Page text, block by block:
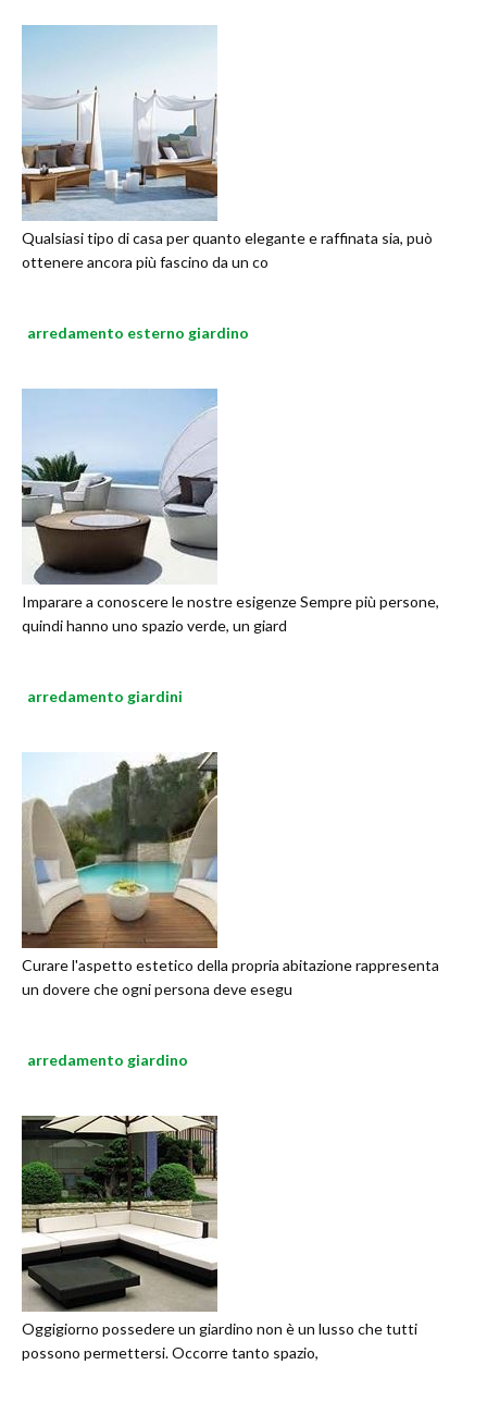
Qualsiasi tipo di casa per quanto elegante e raffinata sia, può
ottenere ancora più fascino da un co
arredamento esterno giardino
Imparare a conoscere le nostre esigenze Sempre più persone,
quindi hanno uno spazio verde, un giard
arredamento giardini
Curare l'aspetto estetico della propria abitazione rappresenta
un dovere che ogni persona deve esegu
arredamento giardino
Oggigiorno possedere un giardino non è un lusso che tutti
possono permettersi. Occorre tanto spazio,